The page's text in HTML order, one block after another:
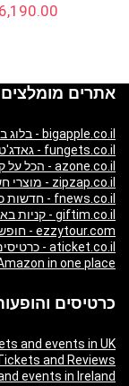
6,190.00
אתרים מומלצים
bigapple.co.il - בלוג בניית אתרים
fungets.co.il - גאדג'טים הכי שווים
azone.co.il - הכל על קניה באמזון
zipzap.co.il - מוצרי חשמל במחירים הגיוניים
fnews.co.il - חדשות כלכלה
giftim.co.il - קניות באינטרנט
ezzytour.com - חופשות בארץ ובעולם
aticket.co.il - כרטיסים להופעות
in one place
כרטיסים
and events in UK
and Reviews
events in Ireland